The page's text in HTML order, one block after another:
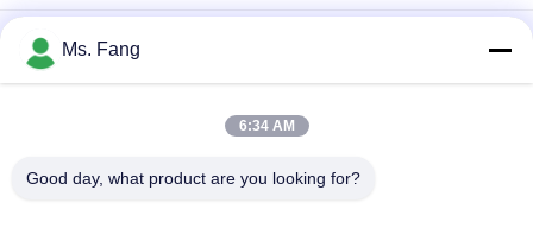
এলইডি এলসিডি ডিসপ্লে সহ 300 কেজি ডিজিটাল ক্রেন স্কেল
৩০০ কেজি পাওয়ারযুক্ত ইস্পাত ইলেকট্রনিক ক্রেন স্কেল ডিজিটাল হ্যাং স্কেল ৩*এএ
Ms. Fang
6:34 AM
Good day, what product are you looking for?